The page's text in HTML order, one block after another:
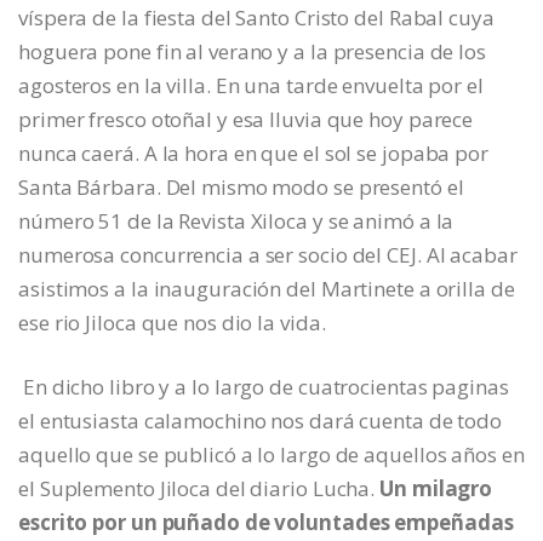
víspera de la fiesta del Santo Cristo del Rabal cuya
hoguera pone fin al verano y a la presencia de los
agosteros en la villa. En una tarde envuelta por el
primer fresco otoñal y esa lluvia que hoy parece
nunca caerá. A la hora en que el sol se jopaba por
Santa Bárbara. Del mismo modo se presentó el
número 51 de la Revista Xiloca y se animó a la
numerosa concurrencia a ser socio del CEJ. Al acabar
asistimos a la inauguración del Martinete a orilla de
ese rio Jiloca que nos dio la vida.
En dicho libro y a lo largo de cuatrocientas paginas
el entusiasta calamochino nos dará cuenta de todo
aquello que se publicó a lo largo de aquellos años en
el Suplemento Jiloca del diario Lucha. Un milagro
escrito por un puñado de voluntades empeñadas